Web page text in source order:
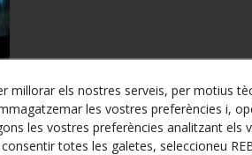
© 08/2026 Manel
millorar els nostres serveis, per motius
les vostres preferències i,
les vostres preferències analitzant els
totes les galetes, seleccioneu